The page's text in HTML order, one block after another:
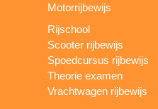
Motorrijbewijs
Rijschool
Scooter rijbewijs
Spoedcursus rijbewijs
Theorie examen
Vrachtwagen rijbewijs